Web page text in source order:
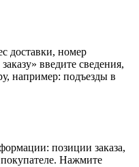
доставки, номер
введите сведения,
например: подъезды в
позиции заказа,
Нажмите